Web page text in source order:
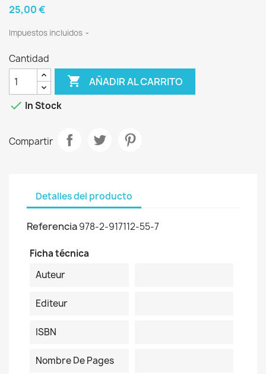
25,00 €
Impuestos incluidos
Cantidad
 AÑADIR AL CARRITO
 In Stock
Compartir
Detalles del producto
Referencia978-2-917112-55-7
Ficha técnica
Auteur
Editeur
ISBN
Nombre De Pages